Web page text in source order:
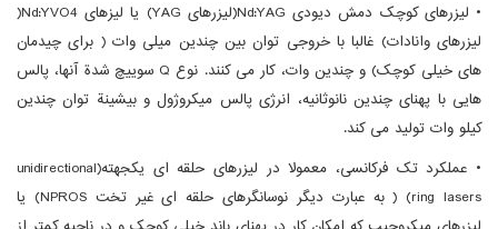
• لیزرهای کوچک دمش دیودی Nd:YAG(لیزرهای YAG) یا لیزهای Nd:YVO4(
لیزرهای وانادات) غالبا با خروجی توان بین چندین میلی وات ( برای چیدمان
های خیلی کوچک) و چندین وات، کار می کنند. نوع Q سوییچ شدة‌ آنها، پالس
هایی با پهنای چندین نانوثانیه، انرژی پالس میکروژول و بیشینة توان چندین
کیلو وات تولید می کند.
• عملکرد تک فرکانسی، معمولا در لیزرهای حلقه ای یکجهته(unidirectional
ring lasers) ( به عبارت دیگر نوسانگرهای حلقه ای غیر تخت NPROS) یا